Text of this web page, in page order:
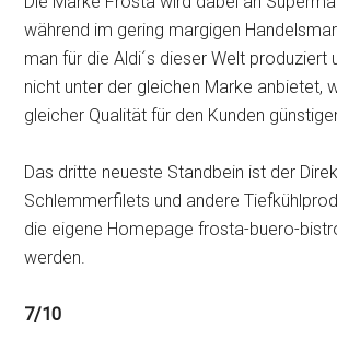
während im gering margigen
man für die Aldi´s dieser Welt produziert
nicht unter der gleichen Marke anbietet,
gleicher Qualität für den Kunden
Das dritte neueste Standbein ist der
Schlemmerfilets und andere
die eigene Homepage frosta-buero-
werden.
7/10